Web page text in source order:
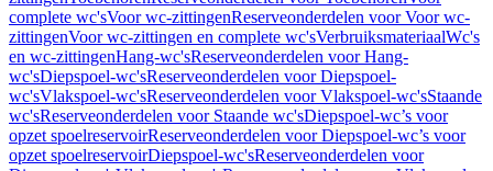
complete wc'sVoor wc-zittingenReserveonderdelen voor Voor wc-
zittingenVoor wc-zittingen en complete wc'sVerbruiksmateriaalWc's
en wc-zittingenHang-wc'sReserveonderdelen voor Hang-
wc'sDiepspoel-wc'sReserveonderdelen voor Diepspoel-
wc'sVlakspoel-wc'sReserveonderdelen voor Vlakspoel-wc'sStaande
wc'sReserveonderdelen voor Staande wc'sDiepspoel-wc’s voor
opzet spoelreservoirReserveonderdelen voor Diepspoel-wc’s voor
opzet spoelreservoirDiepspoel-wc'sReserveonderdelen voor